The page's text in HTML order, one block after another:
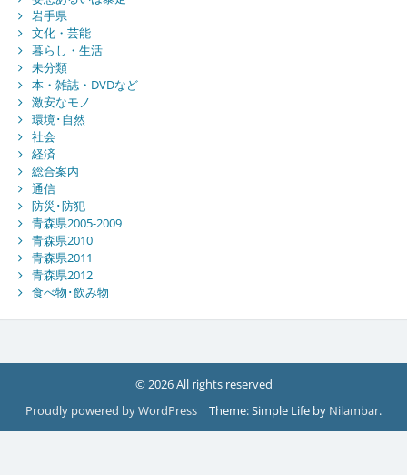
岩手県
文化・芸能
暮らし・生活
未分類
本・雑誌・DVDなど
激安なモノ
環境･自然
社会
経済
総合案内
通信
防災･防犯
青森県2005-2009
青森県2010
青森県2011
青森県2012
食べ物･飲み物
© 2026 All rights reserved
Proudly powered by WordPress | Theme: Simple Life by Nilambar.